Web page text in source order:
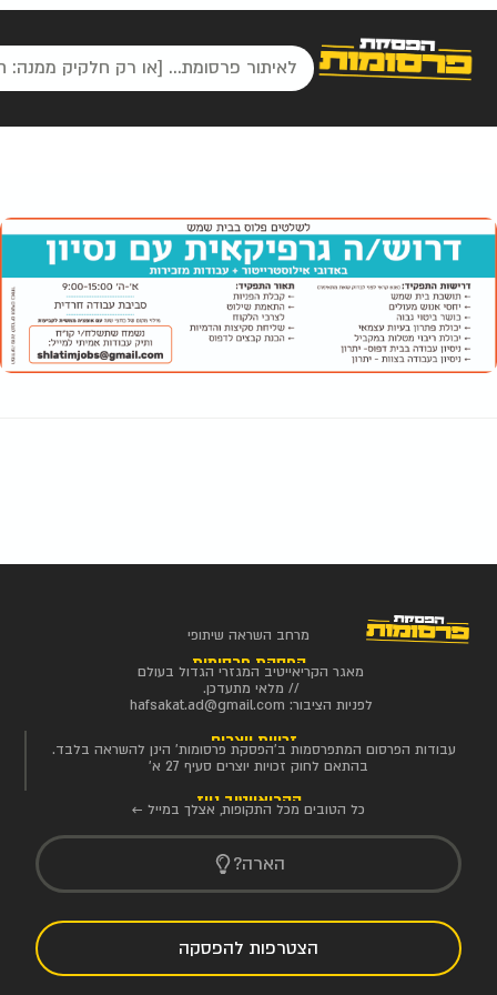
מרחב השראה שיתופי
הפסקת פרסומות
מאגר הקריאייטיב המגזרי הגדול בעולם
// מלאי מתעדכן.
לפניות הציבור: hafsakat.ad@gmail.com
זכויות יוצרים
עבודות הפרסום המתפרסמות ב'הפסקת פרסומות' הינן להשראה בלבד.
בהתאם לחוק זכויות יוצרים סעיף 27 א'
הקריאייטיב ניוז
כל הטובים מכל התקופות, אצלך במייל ←
הארה?
הצטרפות להפסקה